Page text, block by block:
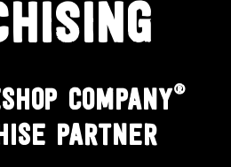
COMPANY®
PARTNER